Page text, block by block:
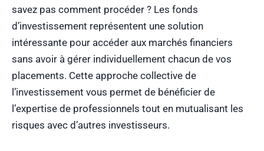
savez pas comment procéder ? Les fonds
d’investissement représentent une solution
intéressante pour accéder aux marchés financiers
sans avoir à gérer individuellement chacun de vos
placements. Cette approche collective de
l’investissement vous permet de bénéficier de
l’expertise de professionnels tout en mutualisant les
risques avec d’autres investisseurs.